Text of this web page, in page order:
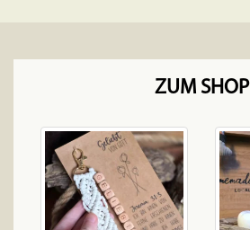
ZUM SHOP